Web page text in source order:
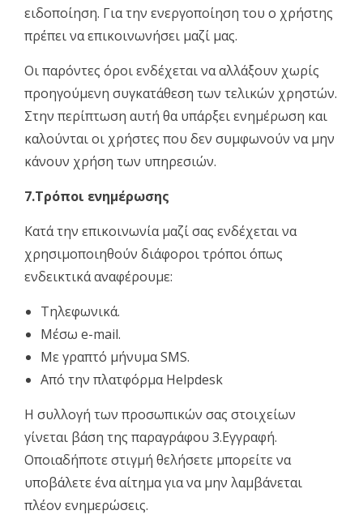
ειδοποίηση. Για την ενεργοποίηση του ο χρήστης
πρέπει να επικοινωνήσει μαζί μας.
Οι παρόντες όροι ενδέχεται να αλλάξουν χωρίς
προηγούμενη συγκατάθεση των τελικών χρηστών.
Στην περίπτωση αυτή θα υπάρξει ενημέρωση και
καλούνται οι χρήστες που δεν συμφωνούν να μην
κάνουν χρήση των υπηρεσιών.
7.Τρόποι ενημέρωσης
Κατά την επικοινωνία μαζί σας ενδέχεται να
χρησιμοποιηθούν διάφοροι τρόποι όπως
ενδεικτικά αναφέρουμε:
Τηλεφωνικά.
Μέσω e-mail.
Με γραπτό μήνυμα SMS.
Από την πλατφόρμα Helpdesk
Η συλλογή των προσωπικών σας στοιχείων
γίνεται βάση της παραγράφου 3.Εγγραφή.
Οποιαδήποτε στιγμή θελήσετε μπορείτε να
υποβάλετε ένα αίτημα για να μην λαμβάνεται
πλέον ενημερώσεις.